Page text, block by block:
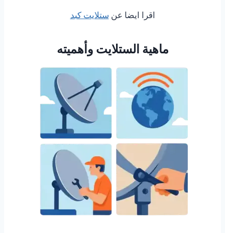
اقرا ايضا عنستلايت كبد
ماهية الستلايت وأهميته